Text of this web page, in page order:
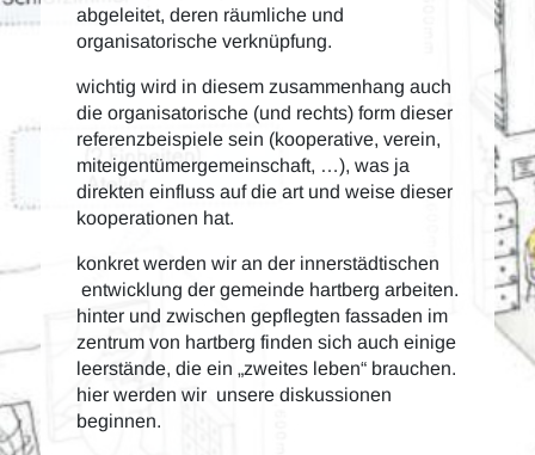
abgeleitet, deren räumliche und
organisatorische verknüpfung.
wichtig wird in diesem zusammenhang auch
die organisatorische (und rechts) form dieser
referenzbeispiele sein (kooperative, verein,
miteigentümergemeinschaft, …), was ja
direkten einfluss auf die art und weise dieser
kooperationen hat.
konkret werden wir an der innerstädtischen
entwicklung der gemeinde hartberg arbeiten.
hinter und zwischen gepflegten fassaden im
zentrum von hartberg finden sich auch einige
leerstände, die ein „zweites leben“ brauchen.
hier werden wir unsere diskussionen
beginnen.